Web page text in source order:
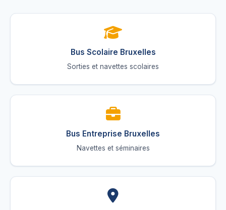
Bus Scolaire Bruxelles
Sorties et navettes scolaires
Bus Entreprise Bruxelles
Navettes et séminaires